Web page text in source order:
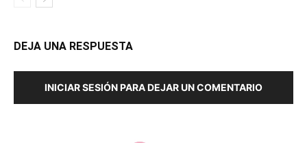
DEJA UNA RESPUESTA
INICIAR SESIÓN PARA DEJAR UN COMENTARIO